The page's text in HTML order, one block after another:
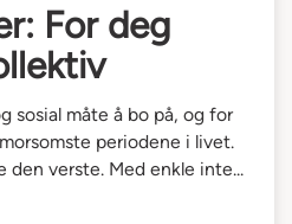
For deg
sosial måte å bo på, og for
periodene i livet.
den verste. Med enkle inte...